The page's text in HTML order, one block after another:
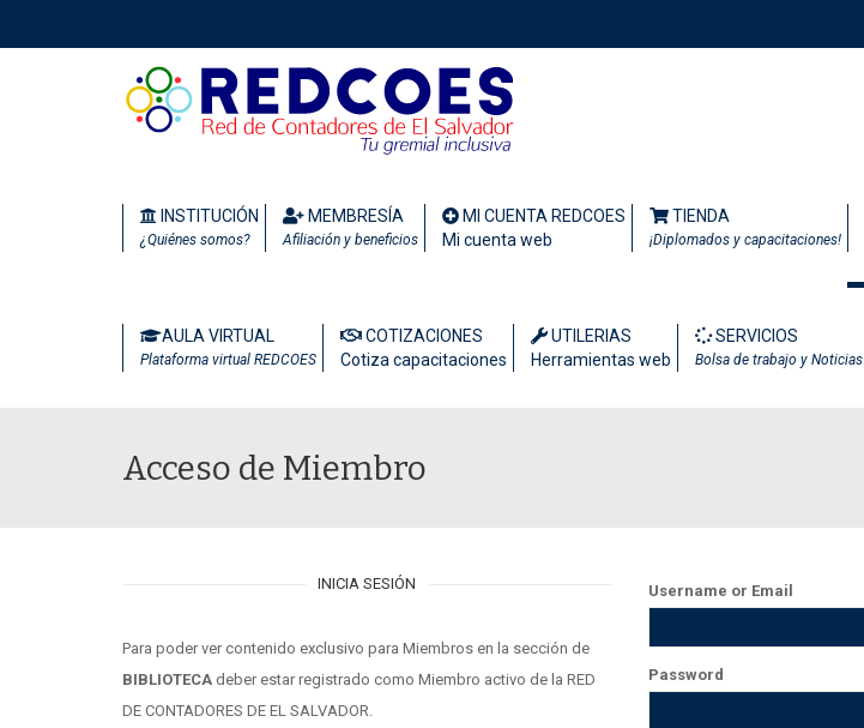
INSTITUCIÓN
¿Quiénes somos?
MEMBRESÍA
Afiliación y beneficios
MI CUENTA REDCOES
Mi cuenta web
TIENDA
¡Diplomados y capacitaciones!
AULA VIRTUAL
Plataforma virtual REDCOES
COTIZACIONES
Cotiza capacitaciones
UTILERIAS
Herramientas web
SERVICIOS
Bolsa de trabajo y Noticias
Acceso de Miembro
INICIA SESIÓN
Para poder ver contenido exclusivo para Miembros en la sección de
BIBLIOTECA deber estar registrado como Miembro activo de la RED
DE CONTADORES DE EL SALVADOR.
Username or Email
Password